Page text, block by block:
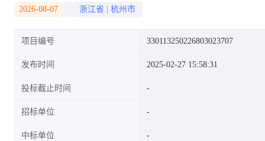
2026-08-07 浙江省 杭州市
项目编号 330113250226803023707
发布时间 2025-02-27 15:58:31
投标截止时间
招标单位
中标单位